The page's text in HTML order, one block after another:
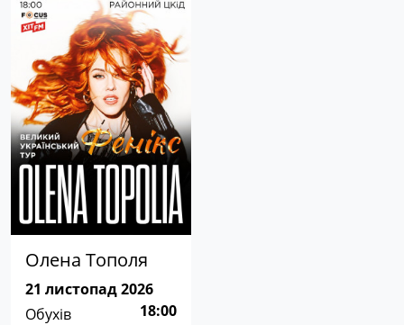
Олена Тополя
21 листопад 2026
18:00
Обухів